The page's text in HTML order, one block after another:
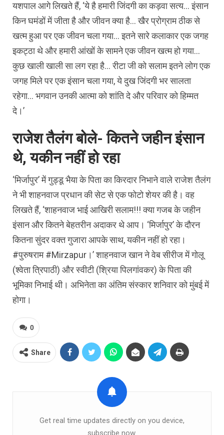
यशपाल आगे लिखते हैं, ‘ये है हमारी जिंदगी का कड़वा सत्य… इंसान
किन घमंडों में जीता है और जीवन क्या है… खैर प्रोग्राम ठीक से
खत्म हुआ पर एक जीवन चला गया… इतने सारे कलाकार एक जगह
इकट्ठा थे और हमारी आंखों के सामने एक जीवन खत्म हो गया…
कुछ खाली खाली सा लग रहा है… रीटा जी को सलाम इतने लोग एक
जगह मिले पर एक इंसान चला गया, ये दुख जिंदगी भर सालता
रहेगा… भगवान उनकी आत्मा को शांति दे और परिवार को हिम्मत
दे।’
राजेश तैलंग बोले- कितने जहीन इंसान
थे, यकीन नहीं हो रहा
‘मिर्जापुर’ में गुड्डू भैया के पिता का किरदार निभाने वाले राजेश तैलंग
ने भी शाहनवाज प्रधान की सेट से एक फोटो शेयर की है। वह
लिखते हैं, ‘शाहनवाज भाई आखिरी सलाम!!! क्या गजब के जहीन
इंसान और कितने बेहतरीन अदाकर थे आप। ‘मिर्जापुर’ के दौरन
कितना सुंदर वक्‍त गुजारा आपके साथ, यकीन नहीं हो रहा।
#पुरुषराम #Mirzapur।’ शाहनवाज खान ने वेब सीरीज में गोलू
(श्वेता त्रिपाठी) और स्वीटी (श्रिया पिलगांवकर) के पिता की
भूमिका निभाई थी। अभिनेता का अंतिम संस्कार शनिवार को मुंबई में
होगा।
0
Share
Get real time updates directly on you device,
subscribe now.